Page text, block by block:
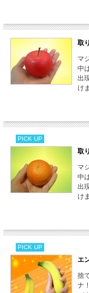
取
マ
中
出
け
PICK UP
取
マ
中
出
け
PICK UP
エ
捨
ナ！